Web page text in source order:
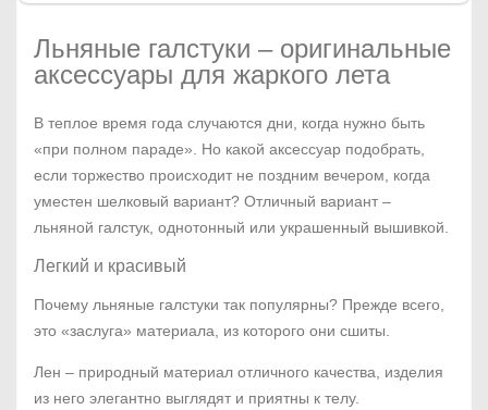
Льняные галстуки – оригинальные
аксессуары для жаркого лета
В теплое время года случаются дни, когда нужно быть
«при полном параде». Но какой аксессуар подобрать,
если торжество происходит не поздним вечером, когда
уместен шелковый вариант? Отличный вариант –
льняной галстук, однотонный или украшенный вышивкой.
Легкий и красивый
Почему льняные галстуки так популярны? Прежде всего,
это «заслуга» материала, из которого они сшиты.
Лен – природный материал отличного качества, изделия
из него элегантно выглядят и приятны к телу.